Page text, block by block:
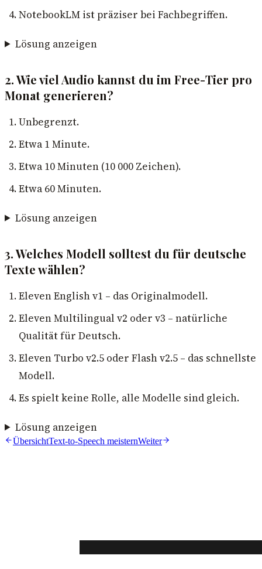
NotebookLM ist präziser bei Fachbegriffen.
Lösung anzeigen
2. Wie viel Audio kannst du im Free-Tier pro
Monat generieren?
Unbegrenzt.
Etwa 1 Minute.
Etwa 10 Minuten (10 000 Zeichen).
Etwa 60 Minuten.
Lösung anzeigen
3. Welches Modell solltest du für deutsche
Texte wählen?
Eleven English v1 – das Originalmodell.
Eleven Multilingual v2 oder v3 – natürliche
Qualität für Deutsch.
Eleven Turbo v2.5 oder Flash v2.5 – das schnellste
Modell.
Es spielt keine Rolle, alle Modelle sind gleich.
Lösung anzeigen
ÜbersichtText-to-Speech meisternWeiter